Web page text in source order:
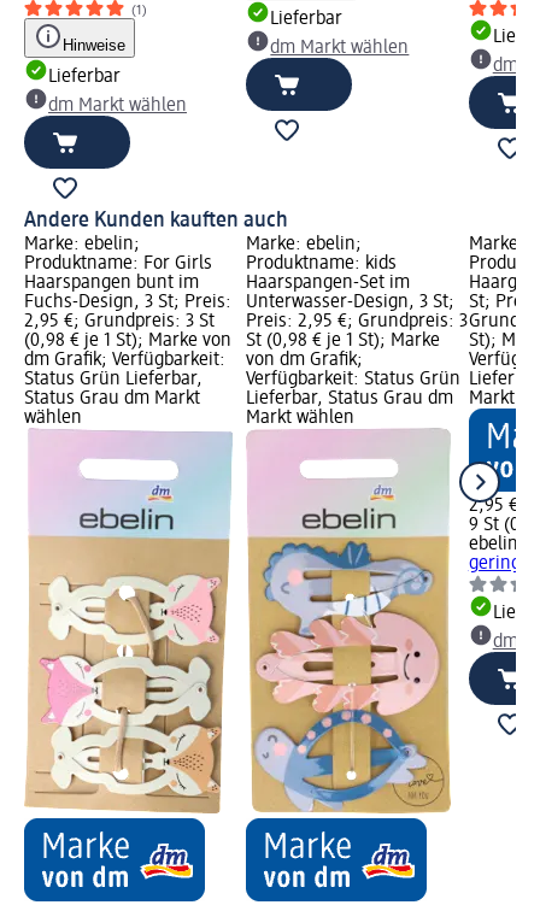
(1)
Hinweise
Lieferbar
dm Markt wählen
Lieferbar
dm Markt wählen
dm
Andere Kunden kauften auch
Marke: ebelin;
Produktname: For Girls
Haarspangen bunt im
Fuchs-Design, 3 St; Preis:
2,95 €; Grundpreis: 3 St
(0,98 € je 1 St); Marke von
dm Grafik; Verfügbarkeit:
Status Grün Lieferbar,
Status Grau dm Markt
wählen
Marke: ebelin;
Produktname: kids
Haarspangen-Set im
Unterwasser-Design, 3 St;
Preis: 2,95 €; Grundpreis: 3
St (0,98 € je 1 St); Marke
von dm Grafik;
Verfügbarkeit: Status Grün
Lieferbar, Status Grau dm
Markt wählen
Marke:
St;
St);
Markt
2,95 €
9 St
ebelin
dm